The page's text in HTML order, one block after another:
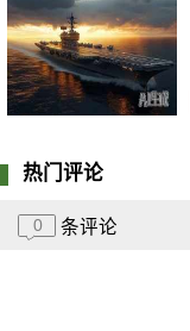
热门评论
0 条评论